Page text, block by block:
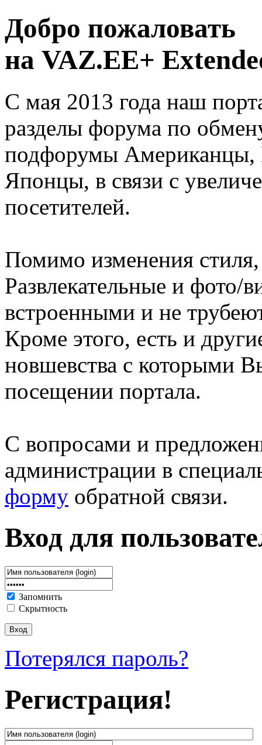
Добро пожаловать
на VAZ.EE+
С мая 2013 года наш
разделы форума по
подфорумы
Японцы, в связи с
посетителей.
Помимо изменения
Развлекательные и фото/
встроенными и не
Кроме этого, есть и
новшевства с которыми
посещении портала.
С вопросами и
администрации в
форму обратной связи.
Вход для
Запомнить
Скрытность
Потерялся пароль?
Регистрация!